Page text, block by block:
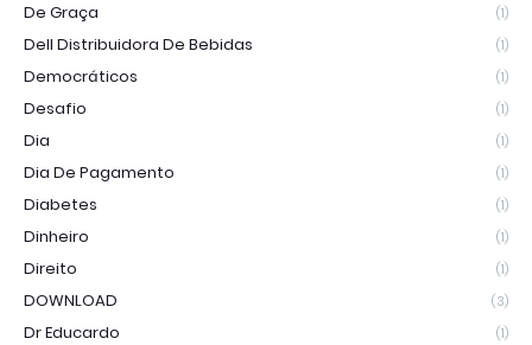
De Graça (1)
Dell Distribuidora De Bebidas (1)
Democráticos (1)
Desafio (1)
Dia (1)
Dia De Pagamento (1)
Diabetes (1)
Dinheiro (1)
Direito (1)
DOWNLOAD (3)
Dr Educardo (1)